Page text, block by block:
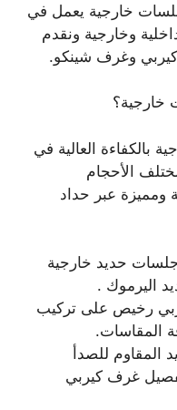
خارجية يعمل في
وخارجية ونقدم
كيربي وغرف شينكو.
خارجية؟
بالكفاءة العالية في
الأحجام
ومميزة عبر حداد
حديد خارجية
اليرموك .
رخيص على تركيب
المقاسات.
المقاوم للصدأ
غرف كيربي